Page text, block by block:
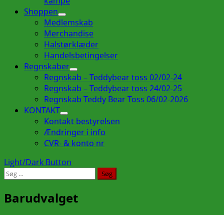
Shoppen
Medlemskab
Merchandise
Halstørklæder
Handelsbetingelser
Regnskaber
Regnskab – Teddybear toss 02/02-24
Regnskab – Teddybear toss 24/02-25
Regnskab Teddy Bear Toss 06/02-2026
KONTAKT
Kontakt bestyrelsen
Ændringer i info
CVR- & konto nr
Light/Dark Button
Søg
Barudvalget